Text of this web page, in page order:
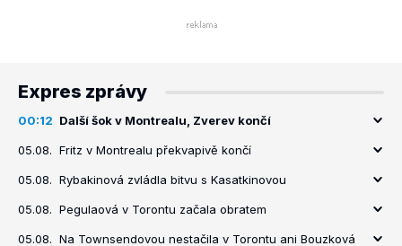
Expres zprávy
00:12 Další šok v Montrealu, Zverev končí
05.08. Fritz v Montrealu překvapivě končí
05.08. Rybakinová zvládla bitvu s Kasatkinovou
05.08. Pegulaová v Torontu začala obratem
05.08. Na Townsendovou nestačila v Torontu ani Bouzková